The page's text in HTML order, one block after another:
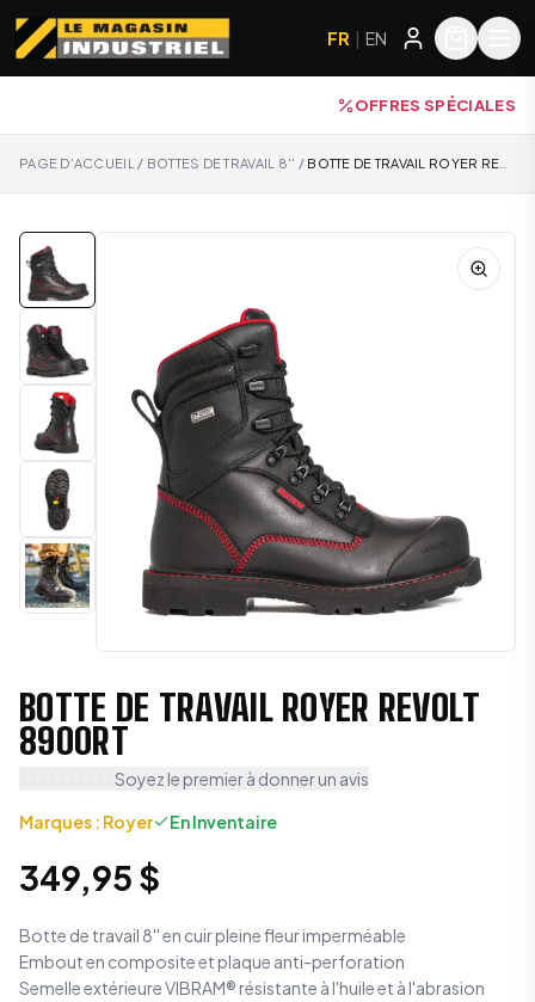
FR | EN
OFFRES SPÉCIALES
PAGE D’ACCUEIL / BOTTES DE TRAVAIL 8'' / BOTTE DE TRAVAIL ROYER REVOLT 8900RT
BOTTE DE TRAVAIL ROYER REVOLT
8900RT
Soyez le premier à donner un avis
Marques : Royer En Inventaire
349,95 $
Botte de travail 8'' en cuir pleine fleur imperméable
Embout en composite et plaque anti-perforation
Semelle extérieure VIBRAM® résistante à l'huile et à l'abrasion